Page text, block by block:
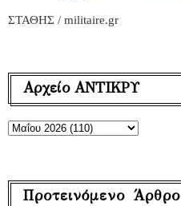
ΣΤΑΘΗΣ / militaire.gr
Αρχείο ΑΝΤΙΚΡΥ
Προτεινόμενο Άρθρο